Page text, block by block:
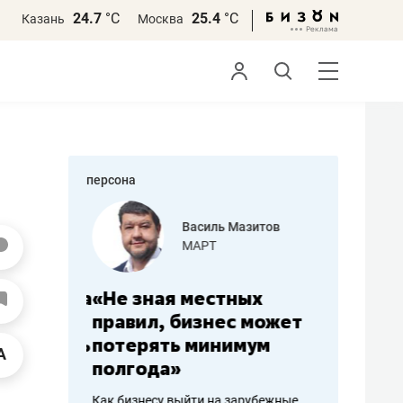
Казань 24.7 °С Москва 25.4 °С
персона
работа
Василь Мазитов
МАРТ
«Не зная местных
правил, бизнес может
потерять минимум
полгода»